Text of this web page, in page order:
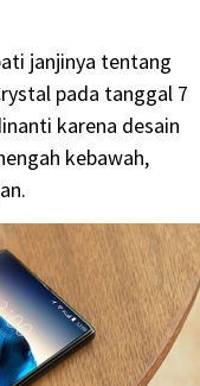
janjinya tentang
pada tanggal 7
karena desain
kebawah,